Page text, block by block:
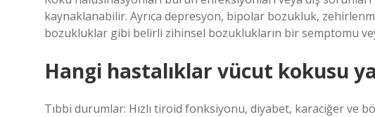
kaynaklanabilir. Ayrıca depresyon, bipolar bozukluk,
bozukluklar gibi belirli zihinsel bozuklukların bir semptomu
Hangi hastalıklar vücut kokusu
Tıbbi durumlar: Hızlı tiroid fonksiyonu, diyabet, karaciğer ve